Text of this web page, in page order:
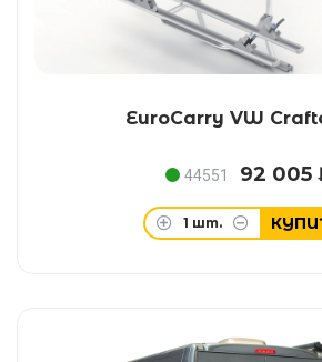
EuroCarry VW
44551 92 005
1 шт.